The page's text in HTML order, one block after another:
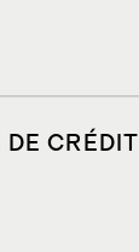
DE CRÉDIT